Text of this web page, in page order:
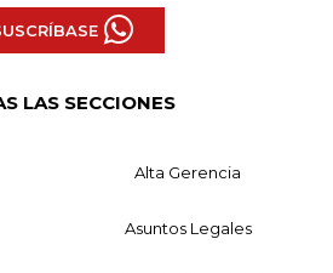
LAS SECCIONES
Alta Gerencia
Asuntos Legales